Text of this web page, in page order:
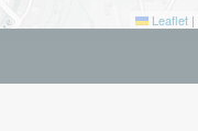
Leaflet |